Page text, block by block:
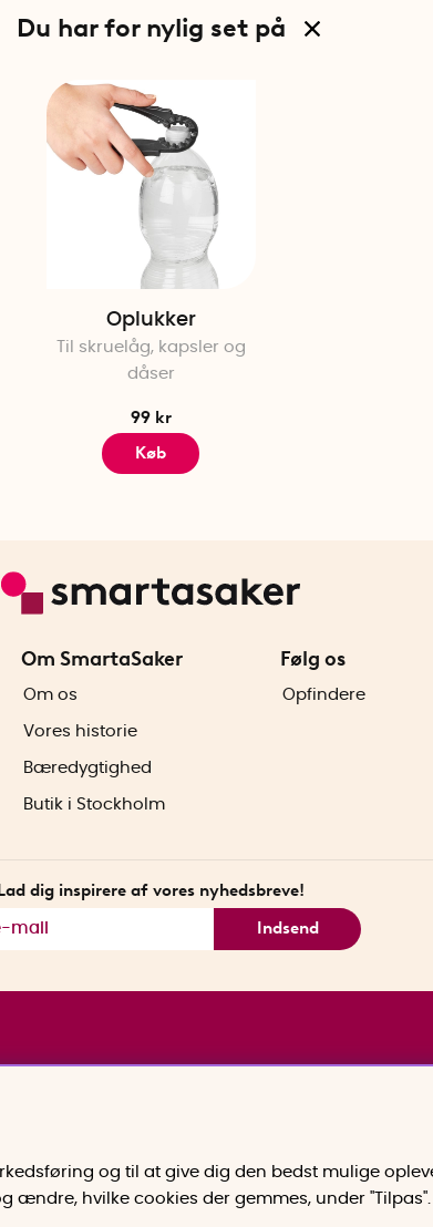
Du har for nylig set på
Oplukker
Til skruelåg, kapsler og
dåser
99 kr
Køb
Om SmartaSaker
Om os
Vores historie
Bæredygtighed
Butik i Stockholm
Følg os
Opfindere
dig inspirere af vores nyhedsbreve!
Indsend
og til at give dig den bedst mulige
ændre, hvilke cookies der gemmes, under